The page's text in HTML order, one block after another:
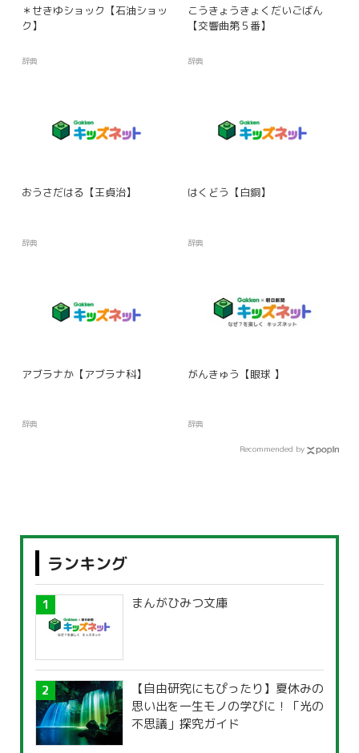
＊せきゆショック【石油ショッ
ク】
辞典
こうきょうきょくだいごばん
【交響曲第５番】
辞典
おうさだはる【王貞治】
辞典
はくどう【白銅】
辞典
アブラナか【アブラナ科】
辞典
がんきゅう【眼球 】
辞典
Recommended by
ランキング
まんがひみつ文庫
【自由研究にもぴったり】夏休みの
思い出を一生モノの学びに！「光の
不思議」探究ガイド